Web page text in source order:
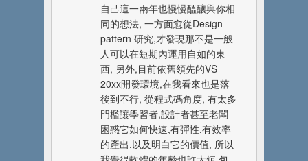
自己這一兩年也慢慢醞釀與你相
同的想法, 一方面愈從Design
pattern 研究,才發現那不是一般
人可以在短期內運用自如的東
西, 另外,目前依舊領先的VS
20xx開發環境,在我看來也是落
後到不行, 從程式碼角度, 有太多
門檻讓學習者,設計者甚至老闆
困惑它如何快速,有彈性,有效率
的產出,以及明白它的價值, 所以